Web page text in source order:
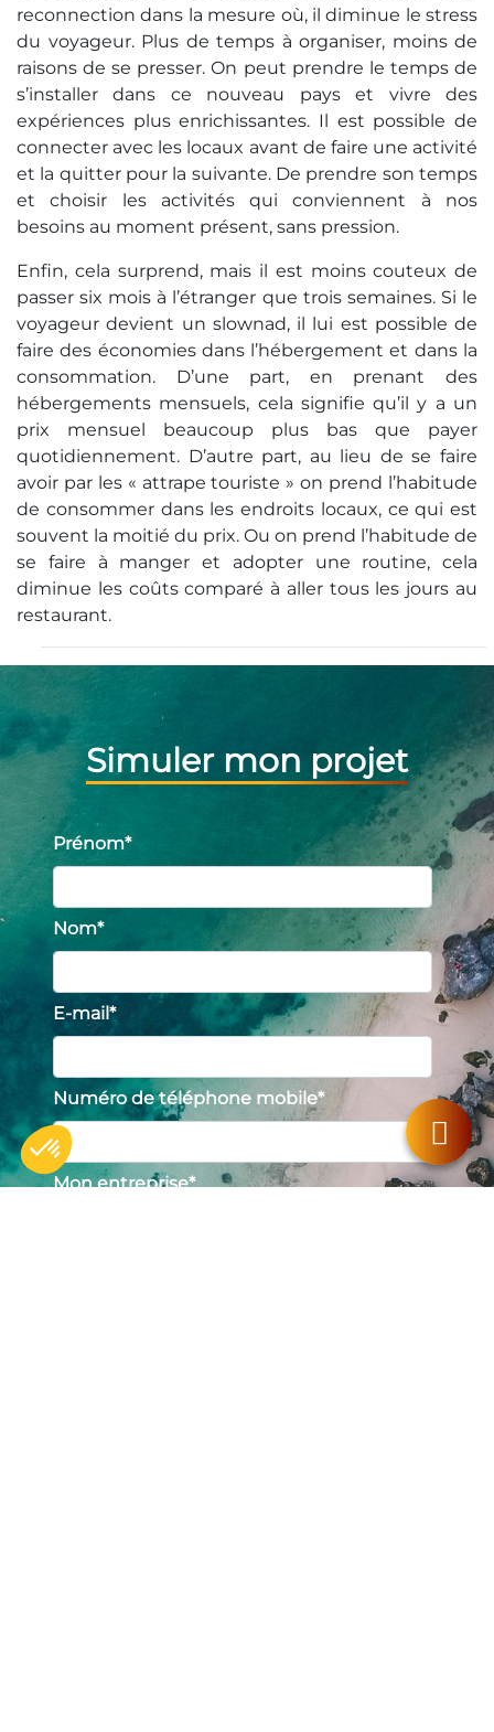
reconnection dans la mesure où, il diminue le stress
du voyageur. Plus de temps à organiser, moins de
raisons de se presser. On peut prendre le temps de
s’installer dans ce nouveau pays et vivre des
expériences plus enrichissantes. Il est possible de
connecter avec les locaux avant de faire une activité
et la quitter pour la suivante. De prendre son temps
et choisir les activités qui conviennent à nos
besoins au moment présent, sans pression.
Enfin, cela surprend, mais il est moins couteux de
passer six mois à l’étranger que trois semaines. Si le
voyageur devient un slownad, il lui est possible de
faire des économies dans l’hébergement et dans la
consommation. D’une part, en prenant des
hébergements mensuels, cela signifie qu’il y a un
prix mensuel beaucoup plus bas que payer
quotidiennement. D’autre part, au lieu de se faire
avoir par les « attrape touriste » on prend l’habitude
de consommer dans les endroits locaux, ce qui est
souvent la moitié du prix. Ou on prend l’habitude de
se faire à manger et adopter une routine, cela
diminue les coûts comparé à aller tous les jours au
restaurant.
Simuler mon projet
Prénom*
Nom*
E-mail*
Numéro de téléphone mobile*
Mon entreprise*